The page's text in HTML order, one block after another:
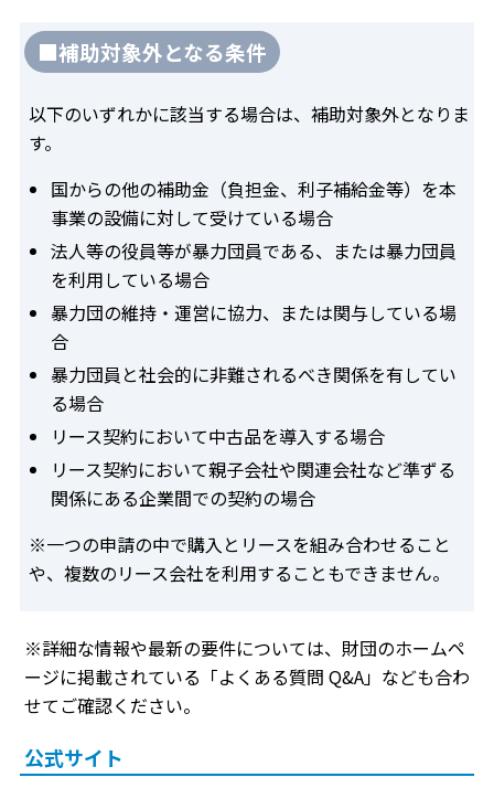
■補助対象外となる条件
以下のいずれかに該当する場合は、補助対象外となりま
す。
国からの他の補助金（負担金、利子補給金等）を本
事業の設備に対して受けている場合
法人等の役員等が暴力団員である、または暴力団員
を利用している場合
暴力団の維持・運営に協力、または関与している場
合
暴力団員と社会的に非難されるべき関係を有してい
る場合
リース契約において中古品を導入する場合
リース契約において親子会社や関連会社など準ずる
関係にある企業間での契約の場合
※一つの申請の中で購入とリースを組み合わせること
や、複数のリース会社を利用することもできません。
※詳細な情報や最新の要件については、財団のホームペ
ージに掲載されている「よくある質問 Q&A」なども合わ
せてご確認ください。
公式サイト